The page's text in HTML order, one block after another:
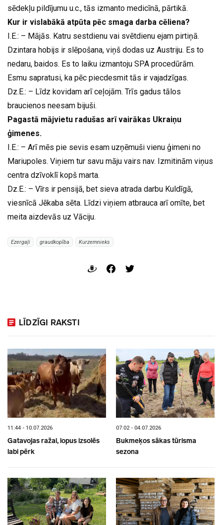
sēdekļu pildījumu u.c., tās izmanto medicīnā, pārtikā.
Kur ir vislabākā atpūta pēc smaga darba cēliena?
I.E.: – Mājās. Katru sestdienu vai svētdienu ejam pirtiņā.
Dzintara hobijs ir slēpošana, viņš dodas uz Austriju. Es to
nedaru, baidos. Es to laiku izmantoju SPA procedūrām.
Esmu sapratusi, ka pēc piecdesmit tās ir vajadzīgas.
Dz.E.: – Līdz kovidam arī ceļojām. Trīs gadus tālos
braucienos neesam bijuši.
Pagastā mājvietu radušas arī vairākas Ukraiņu
ģimenes.
I.E.: – Arī mēs pie sevis esam uzņēmuši vienu ģimeni no
Mariupoles. Viņiem tur savu māju vairs nav. Izmitinām viņus
centra dzīvoklī kopš marta.
Dz.E.: – Vīrs ir pensijā, bet sieva atrada darbu Kuldīgā,
viesnīcā Jēkaba sēta. Līdzi viņiem atbrauca arī omīte, bet
meita aizdevās uz Vāciju.
Ezergaļi graudkopība Kurzemnieks
LĪDZĪGI RAKSTI
11:44 - 10.07.2026
Gatavojas ražai, lopus izsolēs
labi pērk
07:02 - 04.07.2026
Bukmeķos sākas tūrisma
sezona